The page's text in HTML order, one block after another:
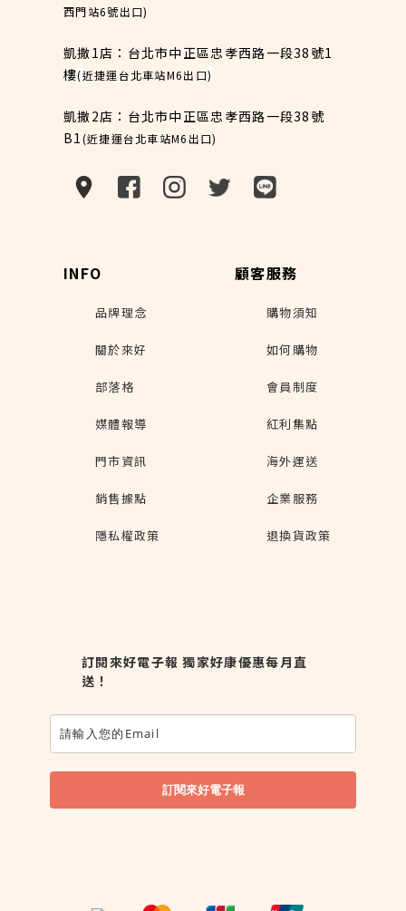
西門站6號出口)
凱撒1店：台北市中正區忠孝西路一段38號1
樓(近捷運台北車站M6出口)
凱撒2店：台北市中正區忠孝西路一段38號
B1(近捷運台北車站M6出口)
INFO
品牌理念
關於來好
部落格
媒體報導
門市資訊
銷售據點
隱私權政策
顧客服務
購物須知
如何購物
會員制度
紅利集點
海外運送
企業服務
退換貨政策
訂閱來好電子報 獨家好康優惠每月直
送！
訂閱來好電子報